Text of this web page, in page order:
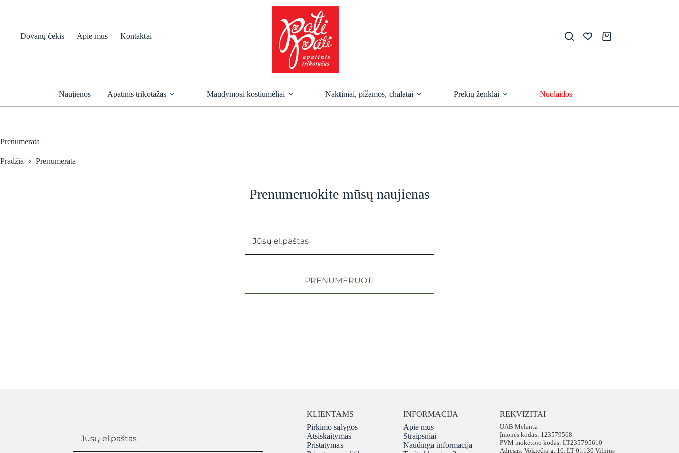
Dovanų čekis
Apie mus Kontaktai
Pirkinių
Naujienos Apatinis trikotažas Maudymosi kostiumėliai Naktiniai, pižamos, chalatai Prekių ženklai Nuolaidos
Prenumerata
Pradžia Prenumerata
Prenumeruokite mūsų naujienas
PRENUMERUOTI
KLIENTAMS
Pirkimo sąlygos
Atsiskaitymas
Pristatymas
INFORMACIJA
Apie mus
Straipsniai
Naudinga informacija
REKVIZITAI
UAB Melanta
Įmonės kodas: 123579568
PVM mokėtojo kodas: LT235795610
Adresas: Vokiečių g. 16, LT-01130 Vilnius